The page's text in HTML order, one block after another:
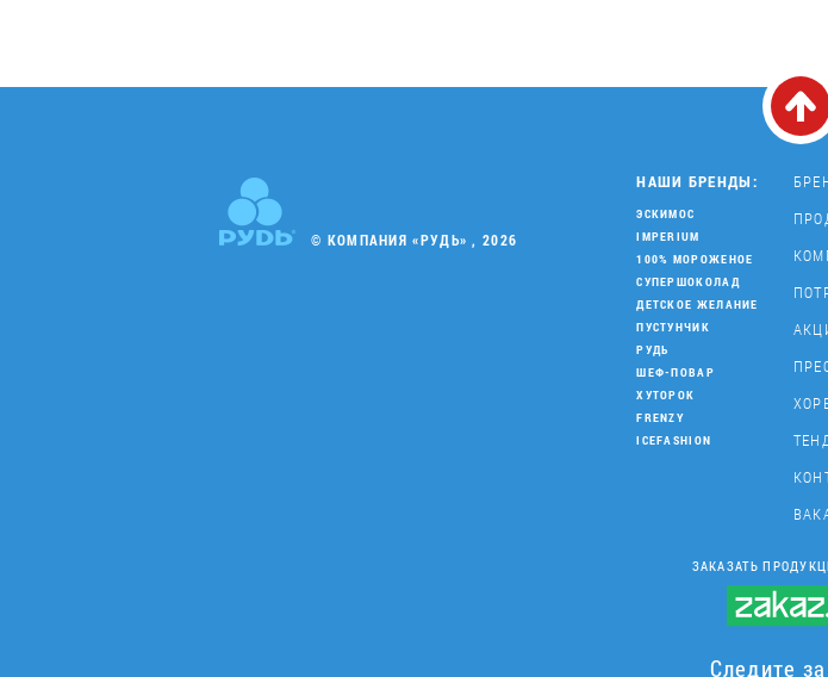
© КОМПАНИЯ «РУДЬ» , 2026
НАШИ БРЕНДЫ:
ЭСКИМОС
IMPERIUM
100% МОРОЖЕНОЕ
СУПЕРШОКОЛАД
ДЕТСКОЕ ЖЕЛАНИЕ
ПУСТУНЧИК
РУДЬ
ШЕФ-ПОВАР
ХУТОРОК
FRENZY
ICEFASHION
ЗАКАЗАТЬ
Следите